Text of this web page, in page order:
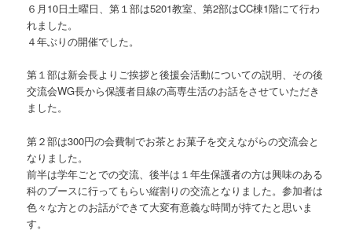
６月10日土曜日、第１部は5201教室、第2部はCC棟1階にて行わ
れました。
４年ぶりの開催でした。
第１部は新会長よりご挨拶と後援会活動についての説明、その後
交流会WG長から保護者目線の高専生活のお話をさせていただき
ました。
第２部は300円の会費制でお茶とお菓子を交えながらの交流会と
なりました。
前半は学年ごとでの交流、後半は１年生保護者の方は興味のある
科のブースに行ってもらい縦割りの交流となりました。参加者は
色々な方とのお話ができて大変有意義な時間が持てたと思いま
す。